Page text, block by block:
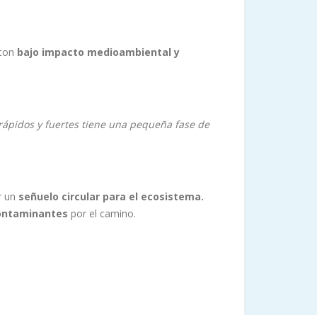
bajo impacto medioambiental y
y fuertes tiene una pequeña fase de
un señuelo circular para el ecosistema.
por el camino.